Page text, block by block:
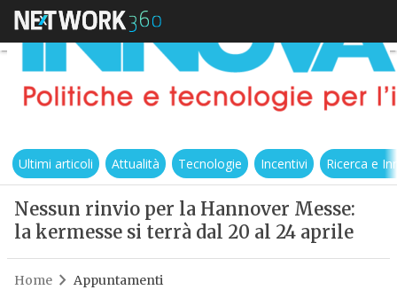
Ultimi articoli Attualità Tecnologie Incentivi Ricerca e
Nessun rinvio per la Hannover Messe:
la kermesse si terrà dal 20 al 24 aprile
Home Appuntamenti